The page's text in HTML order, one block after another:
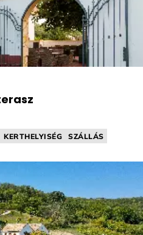
KERTHELYISÉG
SZÁLLÁS